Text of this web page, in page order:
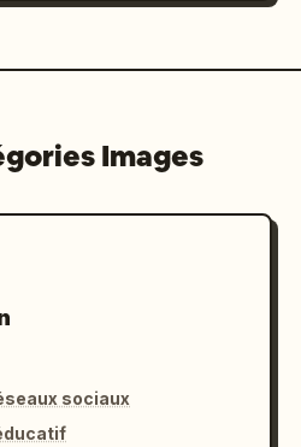
Images
sociaux